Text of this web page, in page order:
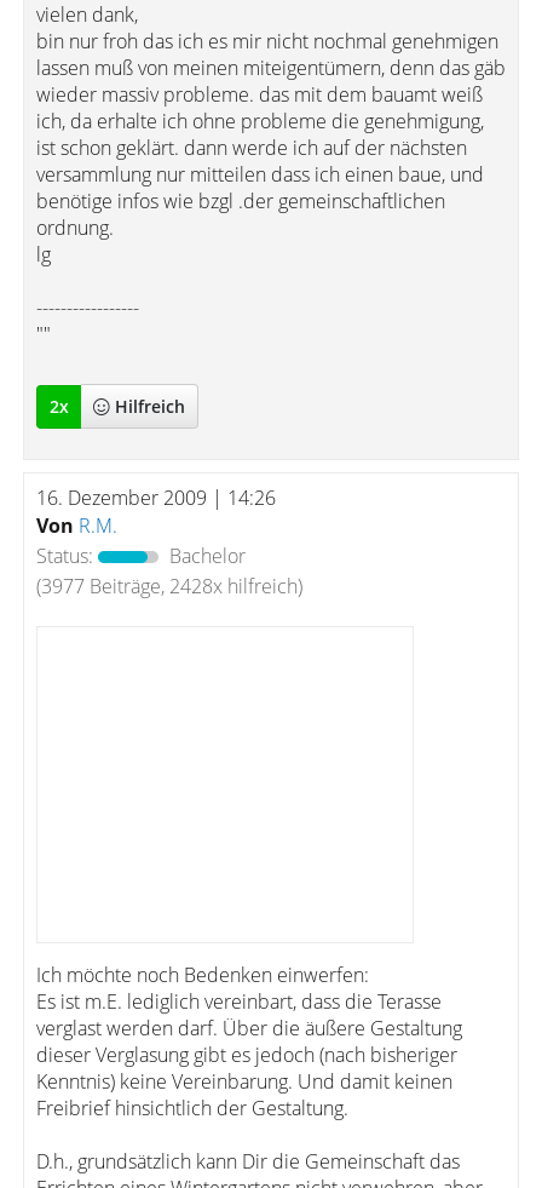
vielen dank,
bin nur froh das ich es mir nicht nochmal genehmigen
lassen muß von meinen miteigentümern, denn das gäb
wieder massiv probleme. das mit dem bauamt weiß
ich, da erhalte ich ohne probleme die genehmigung,
ist schon geklärt. dann werde ich auf der nächsten
versammlung nur mitteilen dass ich einen baue, und
benötige infos wie bzgl .der gemeinschaftlichen
ordnung.
lg
-----------------
""
2x Hilfreich
16. Dezember 2009 | 14:26
Von R.M.
Status:
Bachelor
(3977 Beiträge, 2428x hilfreich)
Ich möchte noch Bedenken einwerfen:
Es ist m.E. lediglich vereinbart, dass die Terasse
verglast werden darf. Über die äußere Gestaltung
dieser Verglasung gibt es jedoch (nach bisheriger
Kenntnis) keine Vereinbarung. Und damit keinen
Freibrief hinsichtlich der Gestaltung.
D.h., grundsätzlich kann Dir die Gemeinschaft das